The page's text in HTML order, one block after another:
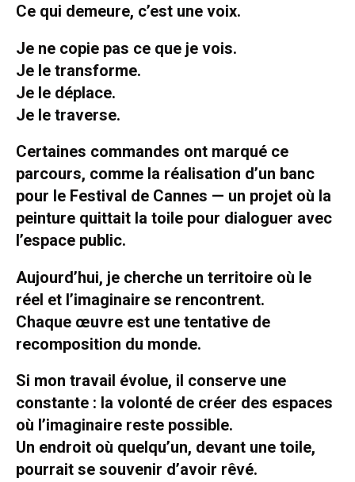
Ce qui demeure, c’est une voix.
Je ne copie pas ce que je vois.
Je le transforme.
Je le déplace.
Je le traverse.
Certaines commandes ont marqué ce
parcours, comme la réalisation d’un banc
pour le Festival de Cannes — un projet où la
peinture quittait la toile pour dialoguer avec
l’espace public.
Aujourd’hui, je cherche un territoire où le
réel et l’imaginaire se rencontrent.
Chaque œuvre est une tentative de
recomposition du monde.
Si mon travail évolue, il conserve une
constante : la volonté de créer des espaces
où l’imaginaire reste possible.
Un endroit où quelqu’un, devant une toile,
pourrait se souvenir d’avoir rêvé.